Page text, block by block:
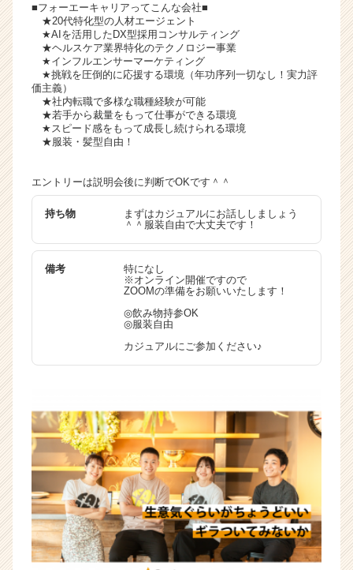
■フォーエーキャリアってこんな会社■
★20代特化型の人材エージェント
★AIを活用したDX型採用コンサルティング
★ヘルスケア業界特化のテクノロジー事業
★インフルエンサーマーケティング
★挑戦を圧倒的に応援する環境（年功序列一切なし！実力評
価主義）
★社内転職で多様な職種経験が可能
★若手から裁量をもって仕事ができる環境
★スピード感をもって成長し続けられる環境
★服装・髪型自由！
エントリーは説明会後に判断でOKです＾＾
持ち物
まずはカジュアルにお話ししましょう
＾＾服装自由で大丈夫です！
備考
特になし
※オンライン開催ですので
ZOOMの準備をお願いいたします！
◎飲み物持参OK
◎服装自由
カジュアルにご参加ください♪